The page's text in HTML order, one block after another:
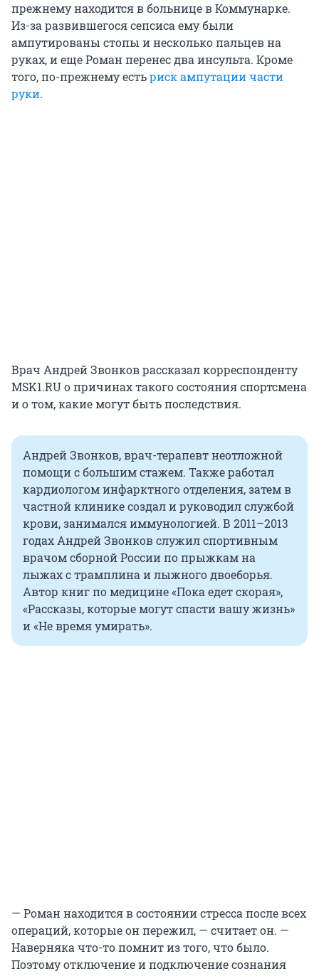
прежнему находится в больнице в Коммунарке.
Из-за развившегося сепсиса ему были
ампутированы стопы и несколько пальцев на
руках, и еще Роман перенес два инсульта. Кроме
того, по-прежнему естьриск ампутации части
руки.
Врач Андрей Звонков рассказал корреспонденту
MSK1.RU о причинах такого состояния спортсмена
и о том, какие могут быть последствия.
Андрей Звонков, врач-терапевт неотложной
помощи с большим стажем. Также работал
кардиологом инфарктного отделения, затем в
частной клинике создал и руководил службой
крови, занимался иммунологией. В 2011–2013
годах Андрей Звонков служил спортивным
врачом сборной России по прыжкам на
лыжах с трамплина и лыжного двоеборья.
Автор книг по медицине «Пока едет скорая»,
«Рассказы, которые могут спасти вашу жизнь»
и «Не время умирать».
— Роман находится в состоянии стресса после всех
операций, которые он пережил, — считает он. —
Наверняка что-то помнит из того, что было.
Поэтому отключение и подключение сознания